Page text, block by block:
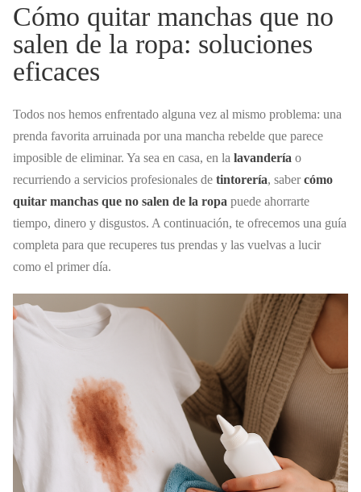
Cómo quitar manchas que no
salen de la ropa: soluciones
eficaces
Todos nos hemos enfrentado alguna vez al mismo problema: una
prenda favorita arruinada por una mancha rebelde que parece
imposible de eliminar. Ya sea en casa, en la lavandería o
recurriendo a servicios profesionales de tintorería, sabercómo
quitar manchas que no salen de la ropa puede ahorrarte
tiempo, dinero y disgustos. A continuación, te ofrecemos una guía
completa para que recuperes tus prendas y las vuelvas a lucir
como el primer día.